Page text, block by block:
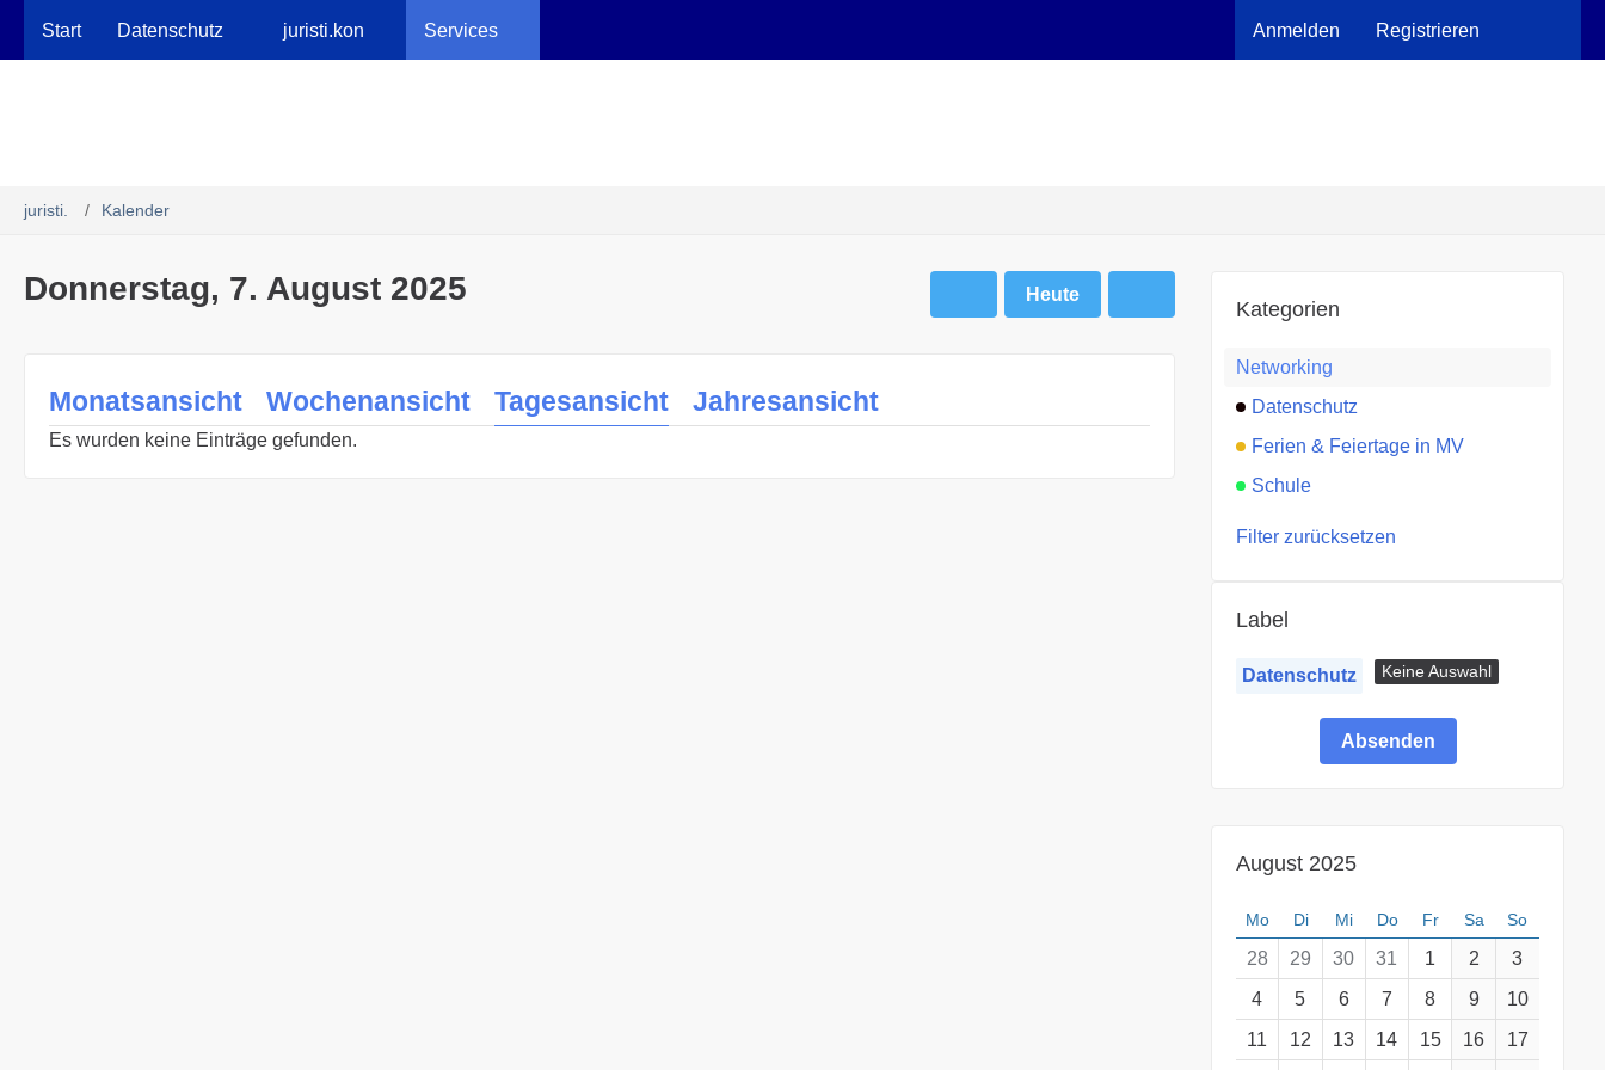
Start Datenschutz juristi.kon Services Anmelden Registrieren
juristi. Kalender
Donnerstag, 7. August 2025 Heute
Monatsansicht Wochenansicht Tagesansicht Jahresansicht
Es wurden keine Einträge gefunden.
Kategorien
Networking
Datenschutz
Ferien & Feiertage in MV
Schule
Filter zurücksetzen
Label
Datenschutz Keine Auswahl
August 2025
Mo Di Mi Do Fr Sa So
28 29 30 31 1 2
3
4
5 6 7 8 9
10
11
12 13 14 15 16 17